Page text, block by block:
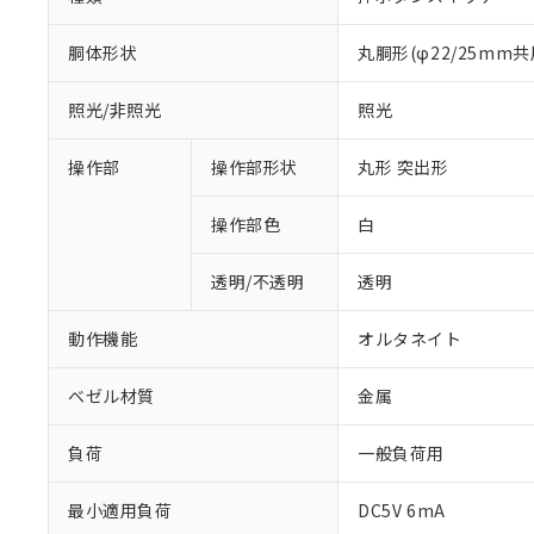
胴体形状 丸胴形(φ22/25mm共
照光/非照光 照光
操作部 操作部形状 丸形 突出形
操作部色 白
透明/不透明 透明
動作機能 オルタネイト
ベゼル材質 金属
負荷 一般負荷用
最小適用負荷 DC5V 6mA